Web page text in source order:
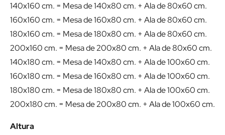
140x160 cm. = Mesa de 140x80 cm. + Ala de 80x60 cm.
160x160 cm. = Mesa de 160x80 cm. + Ala de 80x60 cm.
180x160 cm. = Mesa de 180x80 cm. + Ala de 80x60 cm.
200x160 cm. = Mesa de 200x80 cm. + Ala de 80x60 cm.
140x180 cm. = Mesa de 140x80 cm. + Ala de 100x60 cm.
160x180 cm. = Mesa de 160x80 cm. + Ala de 100x60 cm.
180x180 cm. = Mesa de 180x80 cm. + Ala de 100x60 cm.
200x180 cm. = Mesa de 200x80 cm. + Ala de 100x60 cm.
Altura